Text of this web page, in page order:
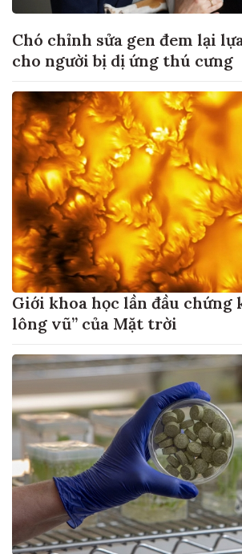
Chó chỉnh sửa gen đem lại
cho người bị dị ứng thú cưng
Giới khoa học lần đầu chứng
lông vũ” của Mặt trời